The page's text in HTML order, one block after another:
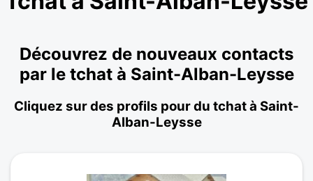
Découvrez de nouveaux contacts
par le tchat à Saint-Alban-Leysse
Cliquez sur des profils pour du tchat à Saint-
Alban-Leysse